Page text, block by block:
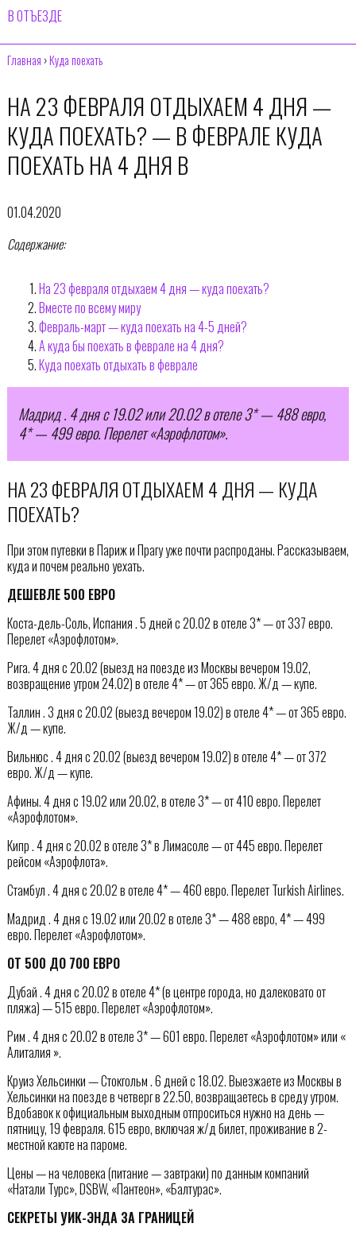
В ОТЪЕЗДЕ
Главная ›Куда поехать
НА 23 ФЕВРАЛЯ ОТДЫХАЕМ 4 ДНЯ —
КУДА ПОЕХАТЬ? — В ФЕВРАЛЕ КУДА
ПОЕХАТЬ НА 4 ДНЯ В
01.04.2020
Содержание:
На 23 февраля отдыхаем 4 дня — куда поехать?
Вместе по всему миру
Февраль-март — куда поехать на 4-5 дней?
А куда бы поехать в феврале на 4 дня?
Куда поехать отдыхать в феврале
Мадрид . 4 дня с 19.02 или 20.02 в отеле 3* — 488 евро,
4* — 499 евро. Перелет «Аэрофлотом».
НА 23 ФЕВРАЛЯ ОТДЫХАЕМ 4 ДНЯ — КУДА
ПОЕХАТЬ?
При этом путевки в Париж и Прагу уже почти распроданы. Рассказываем,
куда и почем реально уехать.
ДЕШЕВЛЕ 500 ЕВРО
Коста-дель-Соль, Испания . 5 дней с 20.02 в отеле 3* — от 337 евро.
Перелет «Аэрофлотом».
Рига. 4 дня с 20.02 (выезд на поезде из Москвы вечером 19.02,
возвращение утром 24.02) в отеле 4* — от 365 евро. Ж/д — купе.
Таллин . 3 дня с 20.02 (выезд вечером 19.02) в отеле 4* — от 365 евро.
Ж/д — купе.
Вильнюс . 4 дня с 20.02 (выезд вечером 19.02) в отеле 4* — от 372
евро. Ж/д — купе.
Афины. 4 дня с 19.02 или 20.02, в отеле 3* — от 410 евро. Перелет
«Аэрофлотом».
Кипр . 4 дня с 20.02 в отеле 3* в Лимасоле — от 445 евро. Перелет
рейсом «Аэрофлота».
Стамбул . 4 дня с 20.02 в отеле 4* — 460 евро. Перелет Turkish Airlines.
Мадрид . 4 дня с 19.02 или 20.02 в отеле 3* — 488 евро, 4* — 499
евро. Перелет «Аэрофлотом».
ОТ 500 ДО 700 ЕВРО
Дубай . 4 дня с 20.02 в отеле 4* (в центре города, но далековато от
пляжа) — 515 евро. Перелет «Аэрофлотом».
Рим . 4 дня с 20.02 в отеле 3* — 601 евро. Перелет «Аэрофлотом» или «
Алиталия ».
Круиз Хельсинки — Стокгольм . 6 дней с 18.02. Выезжаете из Москвы в
Хельсинки на поезде в четверг в 22.50, возвращаетесь в среду утром.
Вдобавок к официальным выходным отпроситься нужно на день —
пятницу, 19 февраля. 615 евро, включая ж/д билет, проживание в 2-
местной каюте на пароме.
Цены — на человека (питание — завтраки) по данным компаний
«Натали Турс», DSBW, «Пантеон», «Балтурас».
СЕКРЕТЫ УИК-ЭНДА ЗА ГРАНИЦЕЙ